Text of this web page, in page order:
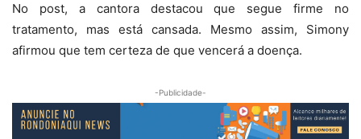
No post, a cantora destacou que segue firme no
tratamento, mas está cansada. Mesmo assim, Simony
afirmou que tem certeza de que vencerá a doença.
-Publicidade-